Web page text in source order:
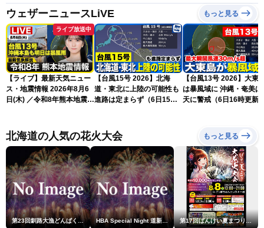
ウェザーニュースLiVE もっと見る
ライブ放送中
【ライブ】最新天気ニュー
ス・地震情報 2026年8月6
日(木) ／令和8年熊本地震情
LiVEムーン・駒木結衣／本
田竜也〉
【台風15号 2026】北海
道・東北に上陸の可能性も
進路は定まらず（6日15時
【台風13号 2026】大東
は暴風域に 沖縄・奄美は荒
天に警戒（6日16時更新
北海道の人気の花火大会 もっと見る
第23回釧路大漁どんぱく花火大会 ～道新・光と音のファンタジー～ HBA Special Night 道新・秋華火（はなび） 第17回ばんけい夏まつり大花火大会